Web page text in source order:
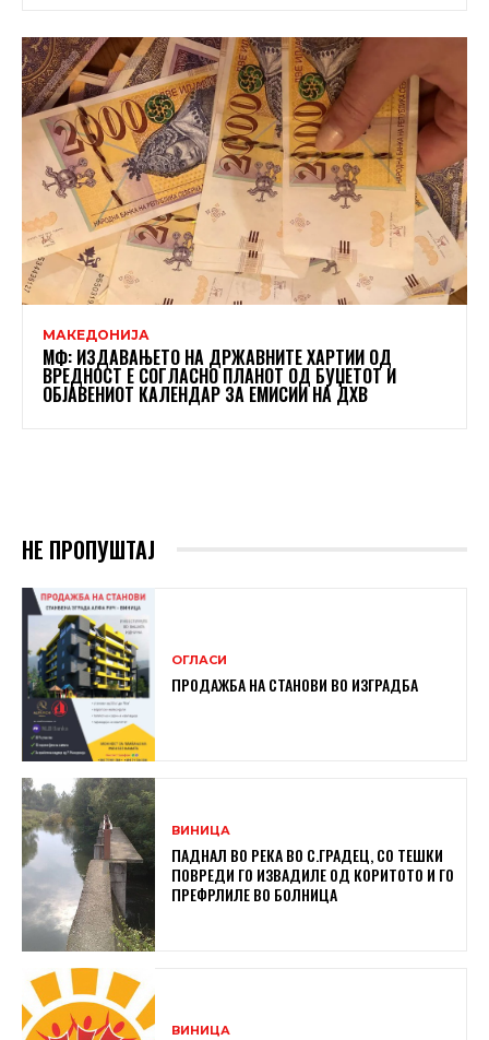
МАКЕДОНИЈА
МФ: ИЗДАВАЊЕТО НА ДРЖАВНИТЕ ХАРТИИ ОД
ВРЕДНОСТ Е СОГЛАСНО ПЛАНОТ ОД БУЏЕТОТ И
ОБЈАВЕНИОТ КАЛЕНДАР ЗА ЕМИСИИ НА ДХВ
НЕ ПРОПУШТАЈ
ОГЛАСИ
ПРОДАЖБА НА СТАНОВИ ВО ИЗГРАДБА
ВИНИЦА
ПАДНАЛ ВО РЕКА ВО С.ГРАДЕЦ, СО ТЕШКИ
ПОВРЕДИ ГО ИЗВАДИЛЕ ОД КОРИТОТО И ГО
ПРЕФРЛИЛЕ ВО БОЛНИЦА
ВИНИЦА